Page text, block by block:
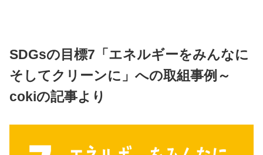
SDGsの目標7「エネルギーをみんなに
そしてクリーンに」への取組事例～
cokiの記事より